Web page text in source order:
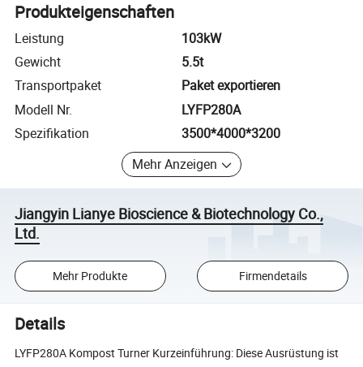
Produkteigenschaften
Leistung
103kW
Gewicht
5.5t
Transportpaket
Paket exportieren
Modell Nr.
LYFP280A
Spezifikation
3500*4000*3200
Mehr Anzeigen
Jiangyin Lianye Bioscience & Biotechnology Co.,
Ltd.
Mehr Produkte Firmendetails
Details
LYFP280A Kompost Turner Kurzeinführung: Diese Ausrüstung ist